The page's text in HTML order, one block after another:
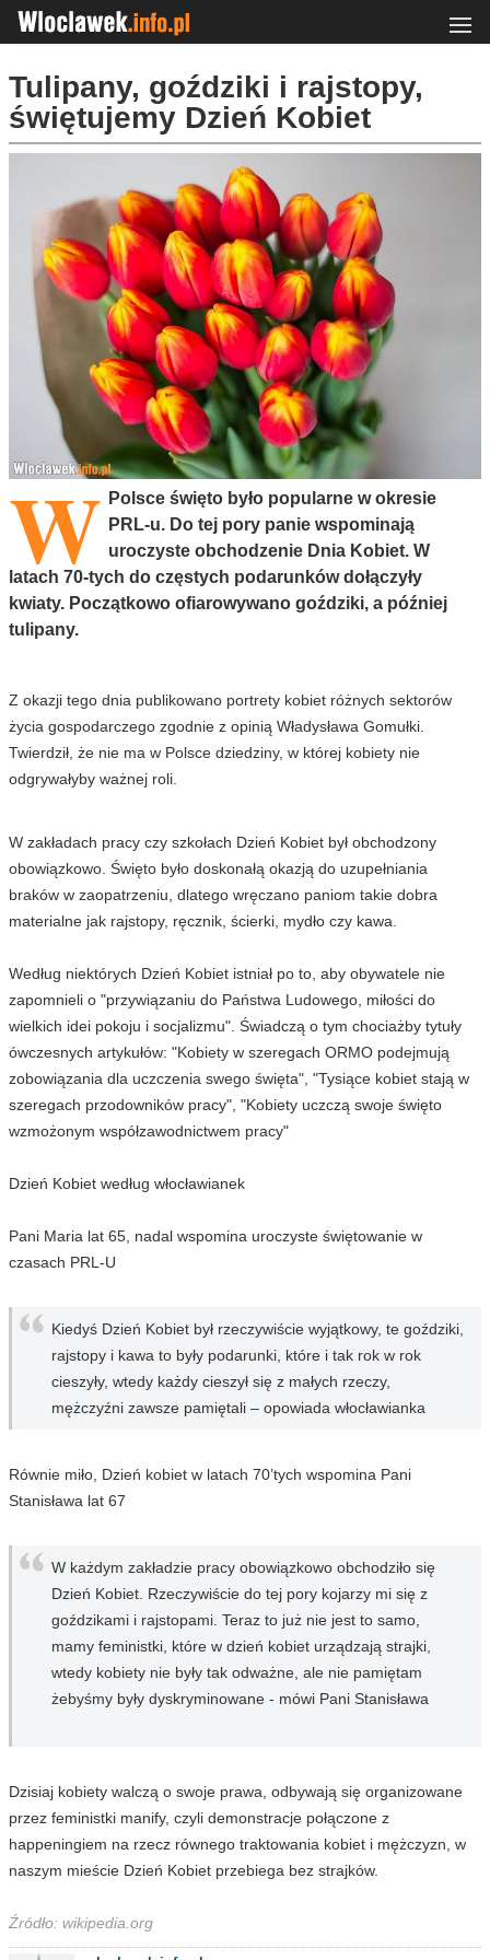
Tulipany, goździki i rajstopy,
świętujemy Dzień Kobiet
W Polsce święto było popularne w okresie
PRL-u. Do tej pory panie wspominają
uroczyste obchodzenie Dnia Kobiet. W
latach 70-tych do częstych podarunków dołączyły
kwiaty. Początkowo ofiarowywano goździki, a później
tulipany.
Z okazji tego dnia publikowano portrety kobiet różnych sektorów
życia gospodarczego zgodnie z opinią Władysława Gomułki.
Twierdził, że nie ma w Polsce dziedziny, w której kobiety nie
odgrywałyby ważnej roli.
W zakładach pracy czy szkołach Dzień Kobiet był obchodzony
obowiązkowo. Święto było doskonałą okazją do uzupełniania
braków w zaopatrzeniu, dlatego wręczano paniom takie dobra
materialne jak rajstopy, ręcznik, ścierki, mydło czy kawa.
Według niektórych Dzień Kobiet istniał po to, aby obywatele nie
zapomnieli o "przywiązaniu do Państwa Ludowego, miłości do
wielkich idei pokoju i socjalizmu". Świadczą o tym chociażby tytuły
ówczesnych artykułów: "Kobiety w szeregach ORMO podejmują
zobowiązania dla uczczenia swego święta", "Tysiące kobiet stają w
szeregach przodowników pracy", "Kobiety uczczą swoje święto
wzmożonym współzawodnictwem pracy"
Dzień Kobiet według włocławianek
Pani Maria lat 65, nadal wspomina uroczyste świętowanie w
czasach PRL-U
Kiedyś Dzień Kobiet był rzeczywiście wyjątkowy, te goździki,
rajstopy i kawa to były podarunki, które i tak rok w rok
cieszyły, wtedy każdy cieszył się z małych rzeczy,
mężczyźni zawsze pamiętali – opowiada włocławianka
Równie miło, Dzień kobiet w latach 70’tych wspomina Pani
Stanisława lat 67
W każdym zakładzie pracy obowiązkowo obchodziło się
Dzień Kobiet. Rzeczywiście do tej pory kojarzy mi się z
goździkami i rajstopami. Teraz to już nie jest to samo,
mamy feministki, które w dzień kobiet urządzają strajki,
wtedy kobiety nie były tak odważne, ale nie pamiętam
żebyśmy były dyskryminowane - mówi Pani Stanisława
Dzisiaj kobiety walczą o swoje prawa, odbywają się organizowane
przez feministki manify, czyli demonstracje połączone z
happeningiem na rzecz równego traktowania kobiet i mężczyzn, w
naszym mieście Dzień Kobiet przebiega bez strajków.
Źródło: wikipedia.org